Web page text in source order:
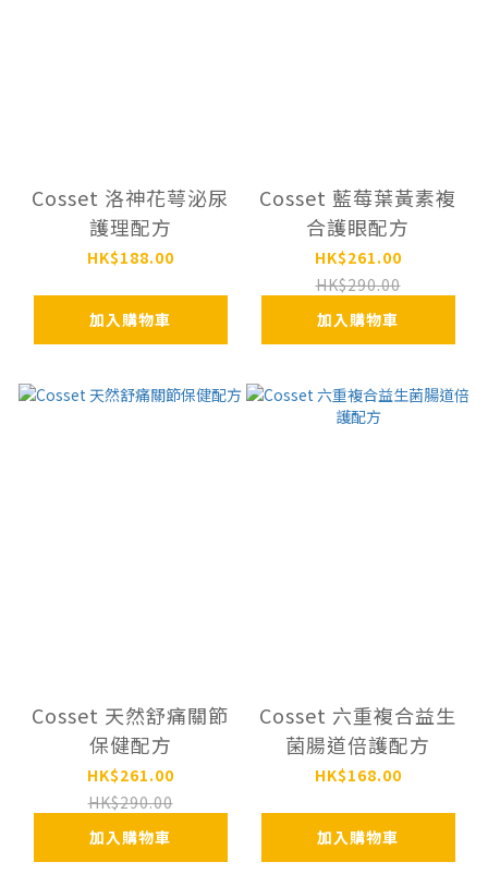
Cosset 洛神花萼泌尿
護理配⽅
HK$188.00
加入購物車
Cosset 藍莓葉黃素複
合護眼配方
HK$261.00
HK$290.00
加入購物車
Cosset 天然舒痛關節
保健配方
HK$261.00
HK$290.00
加入購物車
Cosset 六重複合益⽣
菌腸道倍護配⽅
HK$168.00
加入購物車